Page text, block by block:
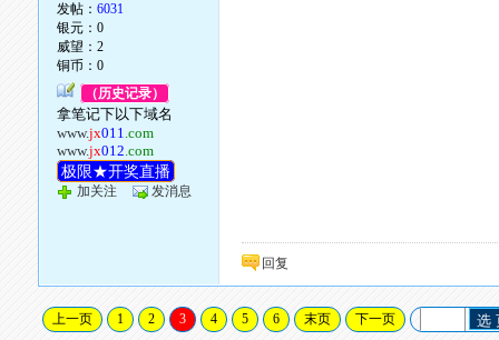
发帖：6031
银元：0
威望：2
铜币：0
（历史记录）
拿笔记下以下域名
www.jx011.com
www.jx012.com
极限★开奖直播
加关注 发消息
回复
上一页 1 2 3 4 5 6 末页 下一页 选